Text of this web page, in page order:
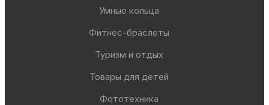
Умные кольца
Фитнес-браслеты
Туризм и отдых
Товары для детей
Фототехника